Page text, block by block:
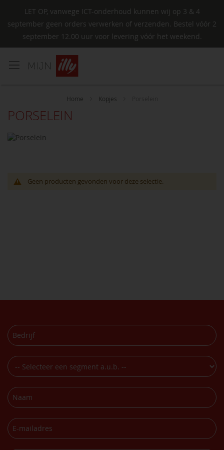
LET OP, vanwege ICT-onderhoud kunnen wij op 3 & 4
september geen orders verwerken of verzenden. Bestel vóór 2
september 12.00 uur voor levering vóór het weekend.
Home Kopjes
PORSELEIN
Geen producten gevonden voor deze selectie.